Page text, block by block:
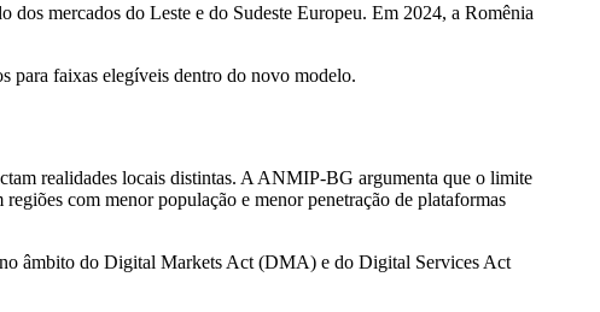
dos mercados do Leste e do Sudeste Europeu. Em 2024, a Romênia
para faixas elegíveis dentro do novo modelo.
realidades locais distintas. A ANMIP-BG argumenta que o limite
com menor população e menor penetração de plataformas
no âmbito do Digital Markets Act (DMA) e do Digital Services Act